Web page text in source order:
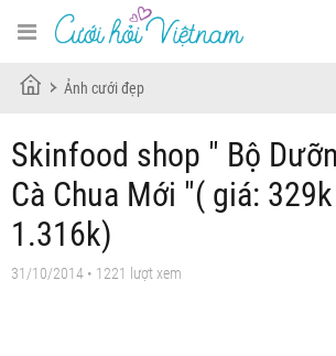
Ảnh cưới đẹp
Skinfood shop " Bộ
Cà Chua Mới "( giá:
1.316k)
31/10/2014 • 1221 lượt xem